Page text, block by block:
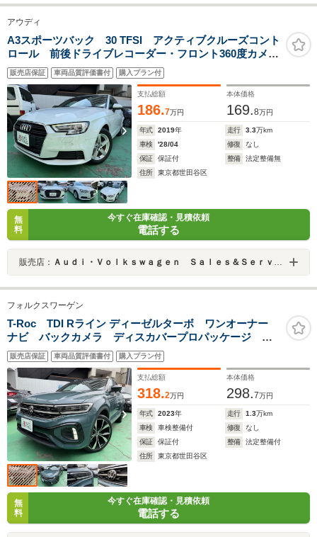
アウディ
A3スポーツバック 30 TFSI アクティブクルーズコント
ロール 前後ドライブレコーダー・フロント360度カメ
ラ CarPlay ナビ TV バックカメラ パークソナー 禁
煙 記録簿 スペアキー
販売店保証 車両品質評価書付 購入プラン付
支払総額
186.7万円
本体価格
169.8万円
年式 2019年 走行 3.3万km
車検
'28/04 修復
なし
保証
保証付 整備
法定整備無
住所
東京都世田谷区
無
料
今すぐ在庫確認・見積依頼
電話する
販売店： Ａｕｄｉ・Ｖｏｌｋｓｗａｇｅｎ Ｓａｌｅｓ＆Ｓｅｒｖｉｃｅ 株式会社ユーロマチック
フォルクスワーゲン
T-Roc TDI Rライン ディーゼルターボ ワンオーナー
ナビ バックカメラ ディスカバープロパッケージ
DCCパッケージ オールインセーフティ LEDヘッドラ
イト アダプティブシャーシコントロール 純正19イン
チAW 禁煙 記録簿 スペアキー
販売店保証 車両品質評価書付 購入プラン付
支払総額
318.2万円
本体価格
298.7万円
年式 2023年 走行 1.3万km
車検
車検整備付 修復
なし
保証
保証付 整備
法定整備付
住所
東京都世田谷区
無
料
今すぐ在庫確認・見積依頼
電話する